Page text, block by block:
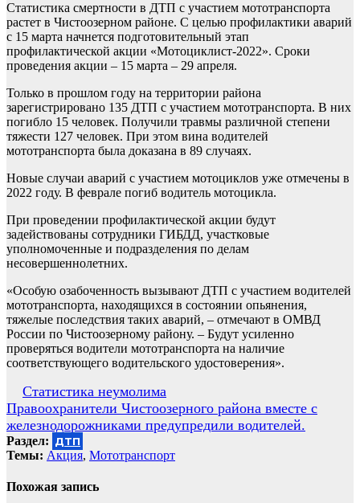
Статистика смертности в ДТП с участием мототранспорта
растет в Чистоозерном районе. С целью профилактики аварий
с 15 марта начнется подготовительный этап
профилактической акции «Мотоциклист-2022». Сроки
проведения акции – 15 марта – 29 апреля.
Только в прошлом году на территории района
зарегистрировано 135 ДТП с участием мототранспорта. В них
погибло 15 человек. Получили травмы различной степени
тяжести 127 человек. При этом вина водителей
мототранспорта была доказана в 89 случаях.
Новые случаи аварий с участием мотоциклов уже отмечены в
2022 году. В феврале погиб водитель мотоцикла.
При проведении профилактической акции будут
задействованы сотрудники ГИБДД, участковые
уполномоченные и подразделения по делам
несовершеннолетних.
«Особую озабоченность вызывают ДТП с участием водителей
мототранспорта, находящихся в состоянии опьянения,
тяжелые последствия таких аварий, – отмечают в ОМВД
России по Чистоозерному району. – Будут усиленно
проверяться водители мототранспорта на наличие
соответствующего водительского удостоверения».
Навигация
по
записям
Статистика неумолима
Правоохранители Чистоозерного района вместе с
железнодорожниками предупредили водителей.
Раздел: ДТП
Темы: Акция, Мототранспорт
Похожая запись